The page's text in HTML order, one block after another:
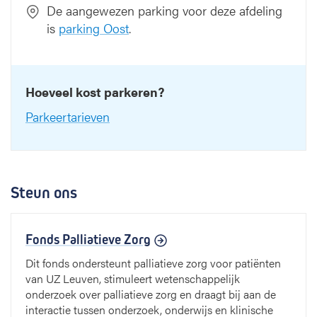
De aangewezen parking voor deze afdeling
is parking Oost.
Hoeveel kost parkeren?
Parkeertarieven
Steun ons
Fonds Palliatieve Zorg
Dit fonds ondersteunt palliatieve zorg voor patiënten
van UZ Leuven, stimuleert wetenschappelijk
onderzoek over palliatieve zorg en draagt bij aan de
interactie tussen onderzoek, onderwijs en klinische